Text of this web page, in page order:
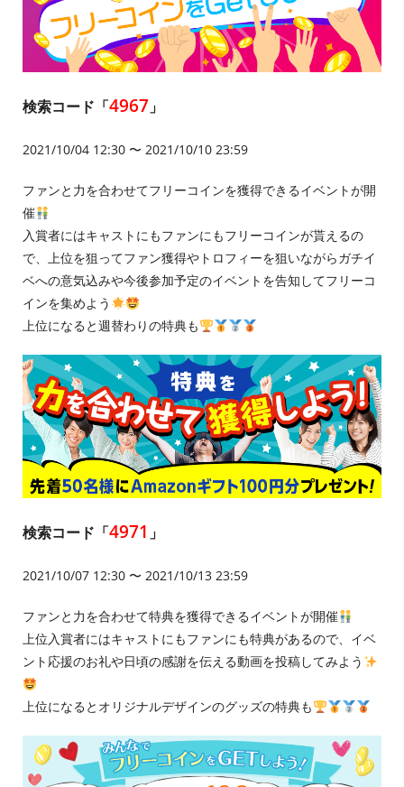
検索コード「4967 」
2021/10/04 12:30 〜 2021/10/10 23:59
ファンと力を合わせてフリーコインを獲得できるイベントが開
催
入賞者にはキャストにもファンにもフリーコインが貰えるの
で、上位を狙ってファン獲得やトロフィーを狙いながらガチイ
ベへの意気込みや今後参加予定のイベントを告知してフリーコ
インを集めよう
上位になると週替わりの特典も
検索コード「4971 」
2021/10/07 12:30 〜 2021/10/13 23:59
ファンと力を合わせて特典を獲得できるイベントが開催
上位入賞者にはキャストにもファンにも特典があるので、イベ
ント応援のお礼や日頃の感謝を伝える動画を投稿してみよう
上位になるとオリジナルデザインのグッズの特典も